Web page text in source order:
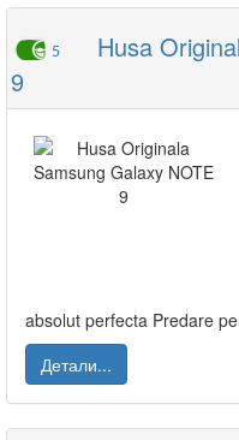
5
Husa
9
absolut perfecta Predare
Детали...